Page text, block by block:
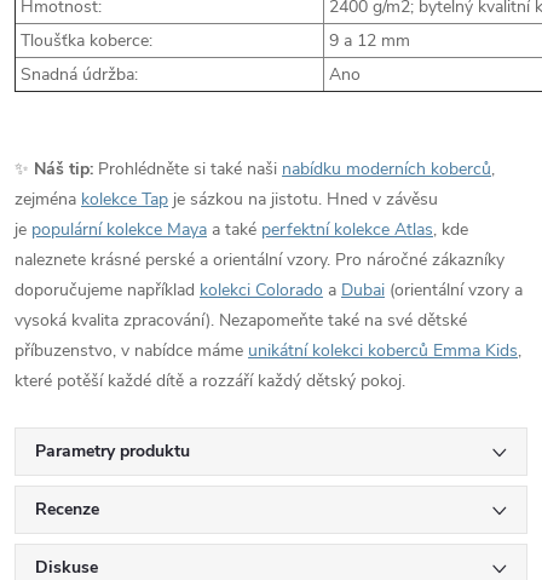
Hmotnost:
2400 g/m2; bytelný kvalitní
Tloušťka koberce:
9 a 12 mm
Snadná údržba:
Ano
✨ Náš tip: Prohlédněte si také naši nabídku moderních koberců,
zejména kolekce Tap je sázkou na jistotu. Hned v závěsu
je populární kolekce Maya a také perfektní kolekce Atlas, kde
naleznete krásné perské a orientální vzory. Pro náročné zákazníky
doporučujeme například kolekci Colorado a Dubai (orientální vzory a
vysoká kvalita zpracování). Nezapomeňte také na své dětské
příbuzenstvo, v nabídce máme unikátní kolekci koberců Emma Kids,
které potěší každé dítě a rozzáří každý dětský pokoj.
Parametry produktu
Recenze
Diskuse